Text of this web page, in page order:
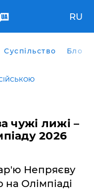
RU
Суспільство Блоги
чужі лижі –
2026
Непряєву
на Олімпіаді